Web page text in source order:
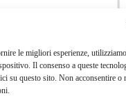
le migliori esperienze,
Il consenso a queste
su questo sito. Non acconsentire o